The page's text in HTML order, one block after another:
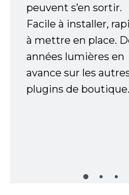
peuvent s’en sortir.
Facile à installer,
à mettre en place.
années lumières en
avance sur les
plugins de boutique.